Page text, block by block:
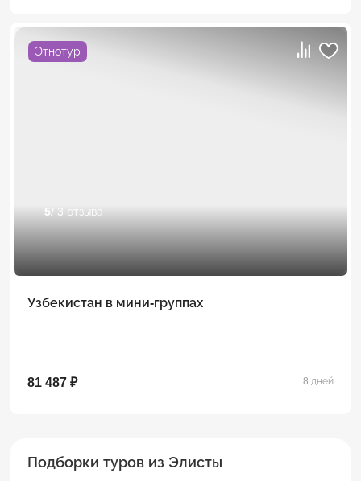
Этнотур
5/ 3 отзыва
Узбекистан в мини-группах
81 487 ₽ 8 дней
Подборки туров из Элисты